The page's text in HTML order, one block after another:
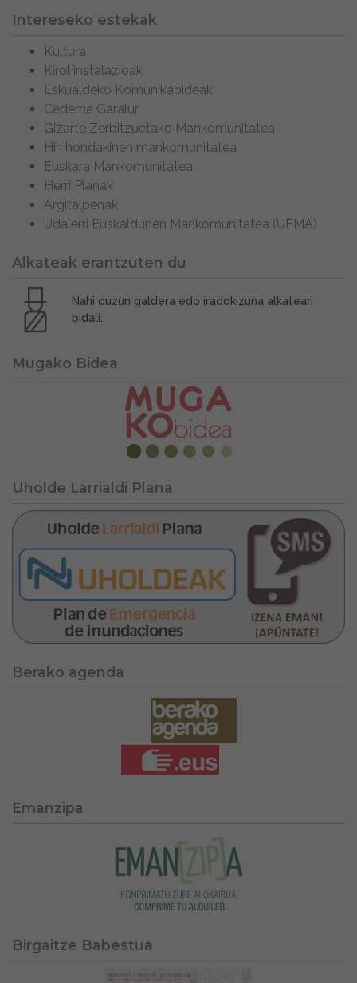
Intereseko estekak
Kultura
Kirol instalazioak
Eskualdeko Komunikabideak
Cederna Garalur
Gizarte Zerbitzuetako Mankomunitatea
Hiri hondakinen mankomunitatea
Euskara Mankomunitatea
Herri Planak
Argitalpenak
Udalerri Euskaldunen Mankomunitatea (UEMA)
Alkateak erantzuten du
Nahi duzun galdera edo iradokizuna alkateari
bidali.
Mugako Bidea
Uholde Larrialdi Plana
Berako agenda
Emanzipa
Birgaitze Babestua